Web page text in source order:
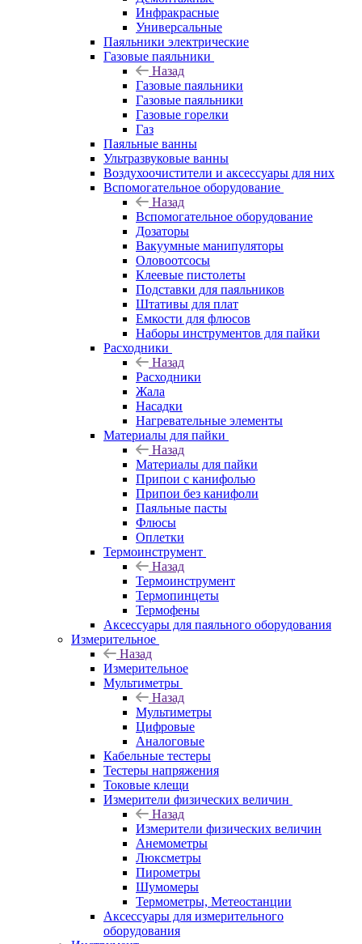
Инфракрасные
Универсальные
Паяльники электрические
Газовые паяльники
Назад
Газовые паяльники
Газовые паяльники
Газовые горелки
Газ
Паяльные ванны
Ультразвуковые ванны
Воздухоочистители и аксессуары для них
Вспомогательное оборудование
Назад
Вспомогательное оборудование
Дозаторы
Вакуумные манипуляторы
Оловоотсосы
Клеевые пистолеты
Подставки для паяльников
Штативы для плат
Емкости для флюсов
Наборы инструментов для пайки
Расходники
Назад
Расходники
Жала
Насадки
Нагревательные элементы
Материалы для пайки
Назад
Материалы для пайки
Припои с канифолью
Припои без канифоли
Паяльные пасты
Флюсы
Оплетки
Термоинструмент
Назад
Термоинструмент
Термопинцеты
Термофены
Аксессуары для паяльного оборудования
Измерительное
Назад
Измерительное
Мультиметры
Назад
Мультиметры
Цифровые
Аналоговые
Кабельные тестеры
Тестеры напряжения
Токовые клещи
Измерители физических величин
Назад
Измерители физических величин
Анемометры
Люксметры
Пирометры
Шумомеры
Термометры, Метеостанции
Аксессуары для измерительного
оборудования